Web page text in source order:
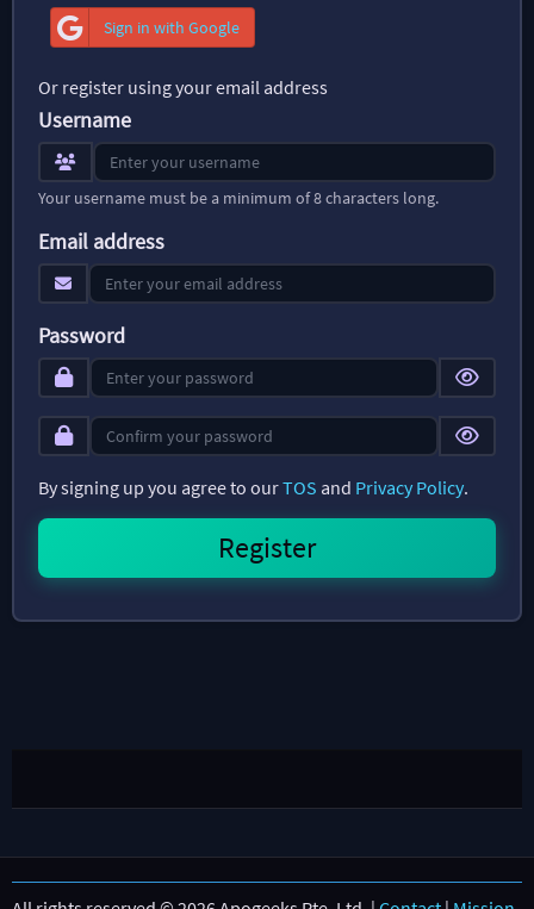
Sign in with Google
Or register using your email address
Username
Your username must be a minimum of 8 characters long.
Email address
Password
By signing up you agree to ourTOS and Privacy Policy.